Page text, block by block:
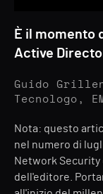
È il momento
Active
Guido
Tecnologo,
Nota: questo
nel numero di
Network
dell'editore.